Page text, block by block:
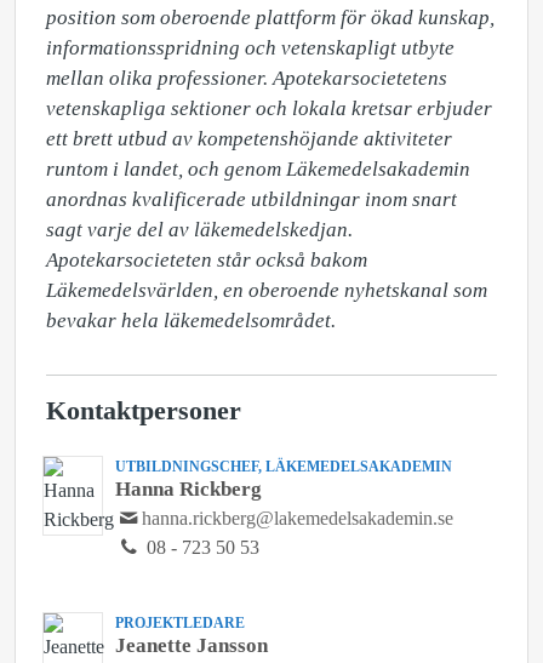
position som oberoende plattform för ökad kunskap,
informationsspridning och vetenskapligt utbyte
mellan olika professioner. Apotekarsocietetens
vetenskapliga sektioner och lokala kretsar erbjuder
ett brett utbud av kompetenshöjande aktiviteter
runtom i landet, och genom Läkemedelsakademin
anordnas kvalificerade utbildningar inom snart
sagt varje del av läkemedelskedjan.
Apotekarsocieteten står också bakom
Läkemedelsvärlden, en oberoende nyhetskanal som
bevakar hela läkemedelsområdet.
Kontaktpersoner
UTBILDNINGSCHEF, LÄKEMEDELSAKADEMIN
Hanna Rickberg
hanna.rickberg@lakemedelsakademin.se
08 - 723 50 53
PROJEKTLEDARE
Jeanette Jansson